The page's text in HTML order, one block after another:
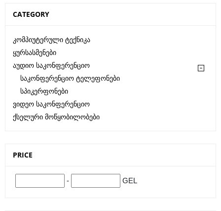
CATEGORY
Კომპიუტერული Ტექნიკა
Ყურსასმენები
Აუდიო Საკონფერენციო
Საკონფერენციო Ტელეფონები
Სპიკერფონები
Ვიდეო Საკონფერენციო
Ქსელური Მოწყობილობები
PRICE
- GEL